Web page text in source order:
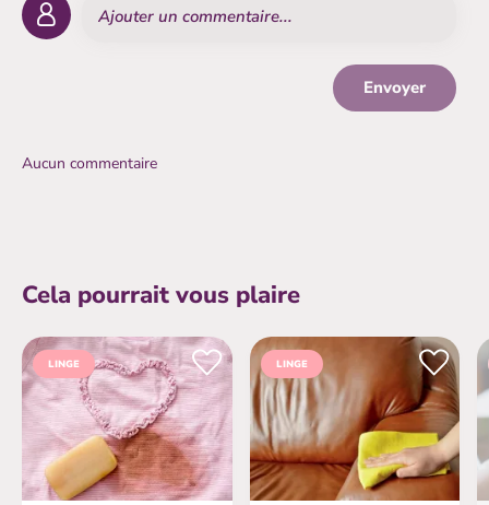
Envoyer
Aucun commentaire
Cela pourrait vous plaire
$Ajouter aux favoris
LINGE LINGE